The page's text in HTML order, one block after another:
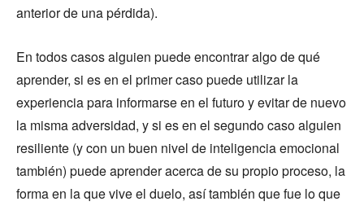
anterior de una pérdida).
En todos casos alguien puede encontrar algo de qué
aprender, si es en el primer caso puede utilizar la
experiencia para informarse en el futuro y evitar de nuevo
la misma adversidad, y si es en el segundo caso alguien
resiliente (y con un buen nivel de inteligencia emocional
también) puede aprender acerca de su propio proceso, la
forma en la que vive el duelo, así también que fue lo que